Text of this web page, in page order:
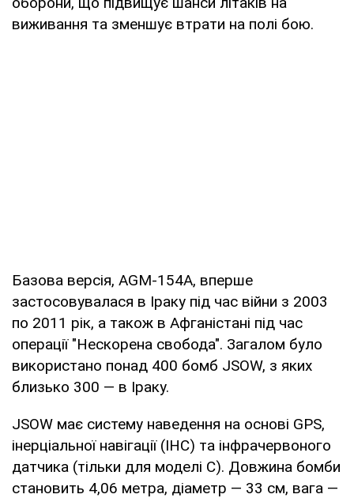
виживання та зменшує втрати на полі бою.
Базова версія, AGM-154A, вперше
застосовувалася в Іраку під час війни з 2003
по 2011 рік, а також в Афганістані під час
операції "Нескорена свобода". Загалом було
використано понад 400 бомб JSOW, з яких
близько 300 — в Іраку.
JSOW має систему наведення на основі GPS,
інерціальної навігації (ІНС) та інфрачервоного
датчика (тільки для моделі C). Довжина бомби
становить 4,06 метра, діаметр — 33 см, вага —